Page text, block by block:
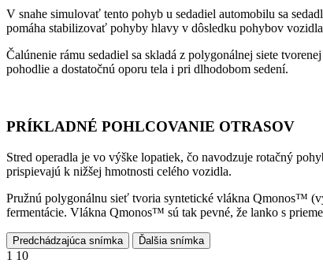
V snahe simulovať tento pohyb u sedadiel automobilu sa
pomáha stabilizovať pohyby hlavy v dôsledku pohybov
Čalúnenie rámu sedadiel sa skladá z polygonálnej siete
pohodlie a dostatočnú oporu tela i pri dlhodobom sedení.
PRÍKLADNÉ POHLCOVANIE OTRASOV
Stred operadla je vo výške lopatiek, čo navodzuje rotačný
prispievajú k nižšej hmotnosti celého vozidla.
Pružnú polygonálnu sieť tvoria syntetické vlákna Qmonos™
fermentácie. Vlákna Qmonos™ sú tak pevné, že lanko s
Predchádzajúca snímka Ďalšia snímka
1 10